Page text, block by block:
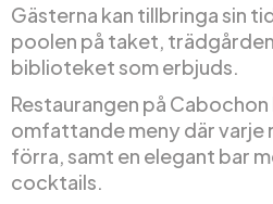
Gästerna kan tillbringa sin
poolen på taket,
biblioteket som erbjuds.
Restaurangen på Cabochon
omfattande meny där varje
förra, samt en elegant bar
cocktails.